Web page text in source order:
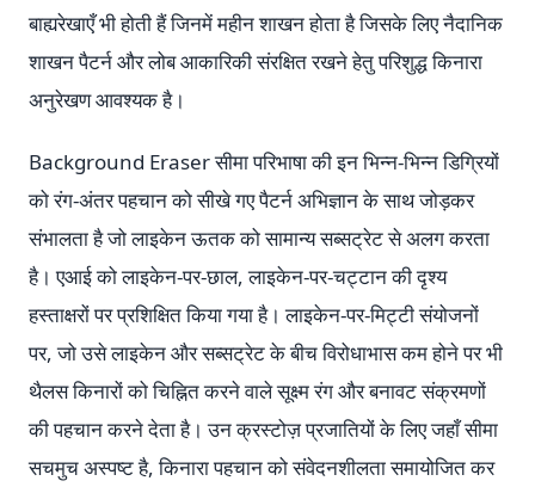
बाह्यरेखाएँ भी होती हैं जिनमें महीन शाखन होता है जिसके लिए नैदानिक
शाखन पैटर्न और लोब आकारिकी संरक्षित रखने हेतु परिशुद्ध किनारा
अनुरेखण आवश्यक है।
Background Eraser सीमा परिभाषा की इन भिन्न-भिन्न डिग्रियों
को रंग-अंतर पहचान को सीखे गए पैटर्न अभिज्ञान के साथ जोड़कर
संभालता है जो लाइकेन ऊतक को सामान्य सब्सट्रेट से अलग करता
है। एआई को लाइकेन-पर-छाल, लाइकेन-पर-चट्टान की दृश्य
हस्ताक्षरों पर प्रशिक्षित किया गया है। लाइकेन-पर-मिट्टी संयोजनों
पर, जो उसे लाइकेन और सब्सट्रेट के बीच विरोधाभास कम होने पर भी
थैलस किनारों को चिह्नित करने वाले सूक्ष्म रंग और बनावट संक्रमणों
की पहचान करने देता है। उन क्रस्टोज़ प्रजातियों के लिए जहाँ सीमा
सचमुच अस्पष्ट है, किनारा पहचान को संवेदनशीलता समायोजित कर